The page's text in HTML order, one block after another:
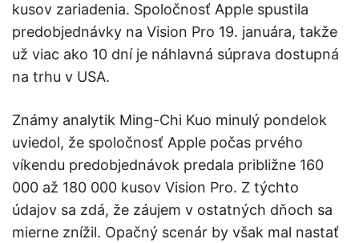
kusov zariadenia. Spoločnosť Apple spustila
predobjednávky na Vision Pro 19. januára, takže
už viac ako 10 dní je náhlavná súprava dostupná
na trhu v USA.
Známy analytik Ming-Chi Kuo minulý pondelok
uviedol, že spoločnosť Apple počas prvého
víkendu predobjednávok predala približne 160
000 až 180 000 kusov Vision Pro. Z týchto
údajov sa zdá, že záujem v ostatných dňoch sa
mierne znížil. Opačný scenár by však mal nastať